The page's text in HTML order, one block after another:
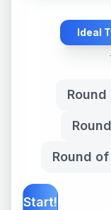
Ideal
Round
Start!